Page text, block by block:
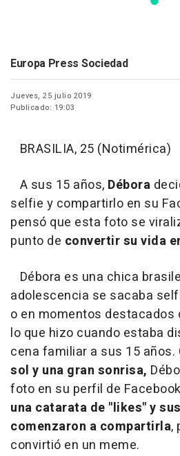
Europa Press Sociedad
Jueves, 25 julio 2019
Publicado: 19:03
BRASILIA, 25 (Notimérica)
A sus 15 años, Débora
selfie y compartirlo en su
pensó que esta foto se
punto de convertir su vida
Débora es una chica
adolescencia se sacaba
o en momentos destacados
lo que hizo cuando estaba
cena familiar a sus 15 años.
sol y una gran sonrisa,
foto en su perfil de
una catarata de "likes" y
comenzaron a compartirla,
convirtió en un meme.